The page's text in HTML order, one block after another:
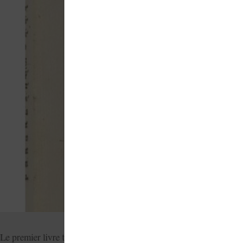
Le premier livre typographié connu avec une numérotation des